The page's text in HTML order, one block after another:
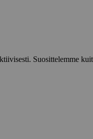
Suosittelemme